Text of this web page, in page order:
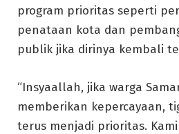
program prioritas seperti
penataan kota dan
publik jika dirinya kembali
“Insyaallah, jika warga
memberikan kepercayaan,
terus menjadi prioritas.